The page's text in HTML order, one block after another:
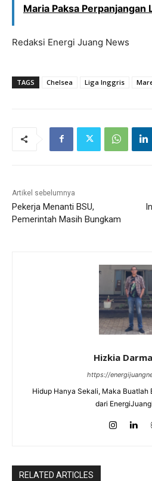
Maria Paksa Perpanjangan
Redaksi Energi Juang News
TAGS Chelsea Liga Inggris
Artikel sebelumnya
Pekerja Menanti BSU,
Pemerintah Masih Bungkam
Hizkia
https://
Hidup Hanya Sekali, Maka Buatlah
dari
RELATED ARTICLES